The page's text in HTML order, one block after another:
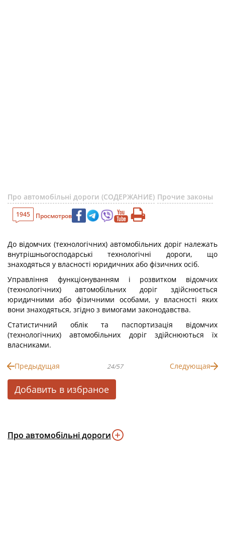
Про автомобільні дороги (СОДЕРЖАНИЕ) Прочие законы
1945 Просмотров
До відомчих (технологічних) автомобільних доріг належать
внутрішньогосподарські технологічні дороги, що
знаходяться у власності юридичних або фізичних осіб.
Управління функціонуванням і розвитком відомчих
(технологічних) автомобільних доріг здійснюється
юридичними або фізичними особами, у власності яких
вони знаходяться, згідно з вимогами законодавства.
Статистичний облік та паспортизація відомчих
(технологічних) автомобільних доріг здійснюються їх
власниками.
Предыдущая 24/57 Следующая
Добавить в избраное
Про автомобільні дороги